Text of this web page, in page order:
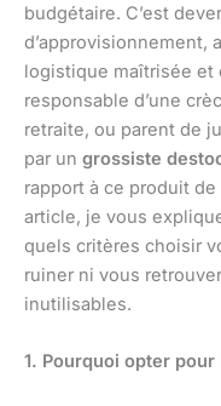
budgétaire. C’est
d’approvisionnement,
logistique maîtrisée et
responsable d’une
retraite, ou parent de
par un grossiste
rapport à ce produit
article, je vous
quels critères choisir
ruiner ni vous
inutilisables.
1. Pourquoi opter